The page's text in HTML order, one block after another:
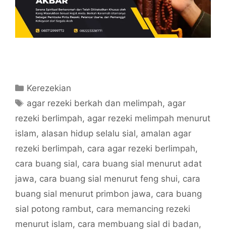
Categories
Kerezekian
Tags
agar rezeki berkah dan melimpah, agar
rezeki berlimpah, agar rezeki melimpah menurut
islam, alasan hidup selalu sial, amalan agar
rezeki berlimpah, cara agar rezeki berlimpah,
cara buang sial, cara buang sial menurut adat
jawa, cara buang sial menurut feng shui, cara
buang sial menurut primbon jawa, cara buang
sial potong rambut, cara memancing rezeki
menurut islam, cara membuang sial di badan,